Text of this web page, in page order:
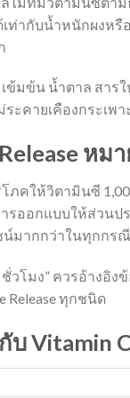
ากับน้ำหนักผงหรื
ข้มข้น น้ำตาล สา
ะคายเคืองกระเพ
หมา
ภคให้วิตามินซี
ารออกแบบให้ส่ว
น์มากกว่าในทุกกรณี
ชั่วโมง” ควรอ้าง
ทุกชนิด
บ Vitamin